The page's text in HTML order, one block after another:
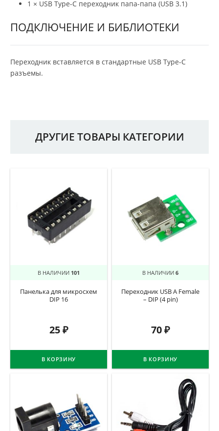
1 × USB Type-C переходник папа-папа (USB 3.1)
ПОДКЛЮЧЕНИЕ И БИБЛИОТЕКИ
Переходник вставляется в стандартные USB Type-C
разъемы.
ДРУГИЕ ТОВАРЫ КАТЕГОРИИ
В НАЛИЧИИ 101
Панелька для микросхем
DIP 16
25₽
В КОРЗИНУ
В НАЛИЧИИ 6
Переходник USB A Female
– DIP (4 pin)
70₽
В КОРЗИНУ